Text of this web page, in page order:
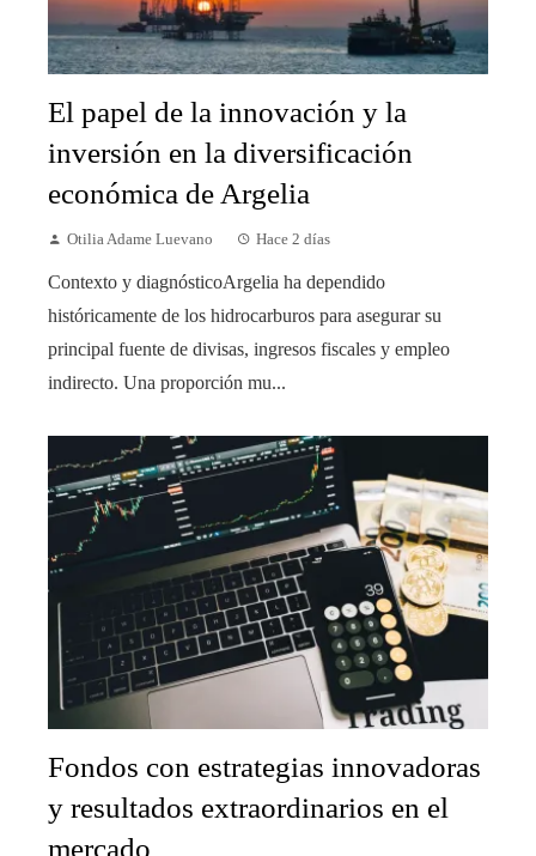
El papel de la innovación y la
inversión en la diversificación
económica de Argelia
Otilia Adame Luevano Hace 2 días
Contexto y diagnósticoArgelia ha dependido
históricamente de los hidrocarburos para asegurar su
principal fuente de divisas, ingresos fiscales y empleo
indirecto. Una proporción mu...
Fondos con estrategias innovadoras
y resultados extraordinarios en el
mercado